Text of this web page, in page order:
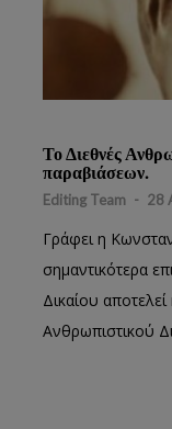
Το Διεθνές
παραβιάσεων.
Editing Team - 28
Γράφει η
σημαντικότερα
Δικαίου
Ανθρωπιστικού